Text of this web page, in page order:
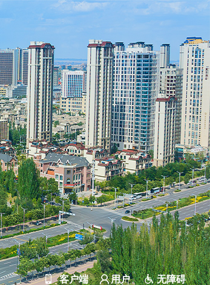
客户端 用户 无障碍